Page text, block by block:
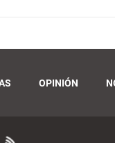
OPINIÓN